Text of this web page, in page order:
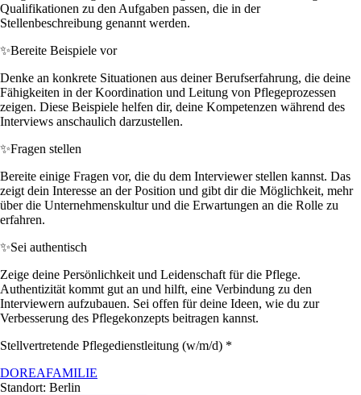
Qualifikationen zu den Aufgaben passen, die in der
Stellenbeschreibung genannt werden.
✨Bereite Beispiele vor
Denke an konkrete Situationen aus deiner Berufserfahrung, die deine
Fähigkeiten in der Koordination und Leitung von Pflegeprozessen
zeigen. Diese Beispiele helfen dir, deine Kompetenzen während des
Interviews anschaulich darzustellen.
✨Fragen stellen
Bereite einige Fragen vor, die du dem Interviewer stellen kannst. Das
zeigt dein Interesse an der Position und gibt dir die Möglichkeit, mehr
über die Unternehmenskultur und die Erwartungen an die Rolle zu
erfahren.
✨Sei authentisch
Zeige deine Persönlichkeit und Leidenschaft für die Pflege.
Authentizität kommt gut an und hilft, eine Verbindung zu den
Interviewern aufzubauen. Sei offen für deine Ideen, wie du zur
Verbesserung des Pflegekonzepts beitragen kannst.
Stellvertretende Pflegedienstleitung (w/m/d) *
DOREAFAMILIE
Standort: Berlin